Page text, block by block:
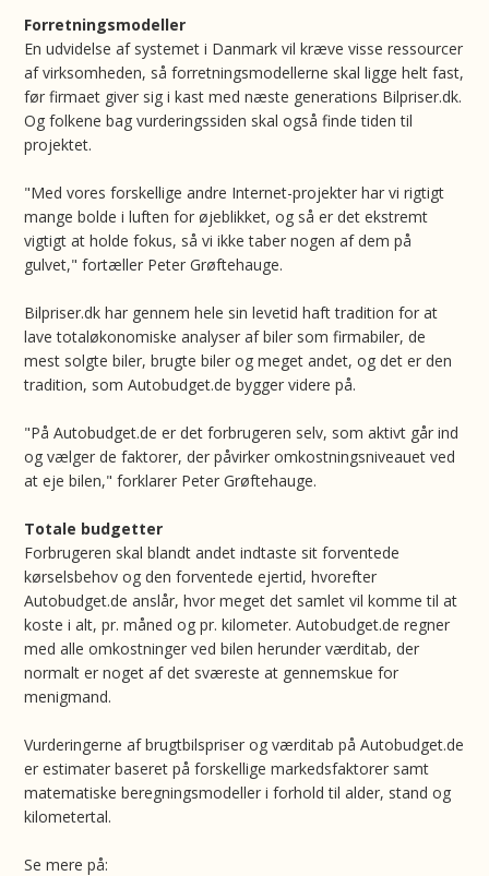
Forretningsmodeller
En udvidelse af systemet i Danmark vil kræve visse ressourcer
af virksomheden, så forretningsmodellerne skal ligge helt fast,
før firmaet giver sig i kast med næste generations Bilpriser.dk.
Og folkene bag vurderingssiden skal også finde tiden til
projektet.
"Med vores forskellige andre Internet-projekter har vi rigtigt
mange bolde i luften for øjeblikket, og så er det ekstremt
vigtigt at holde fokus, så vi ikke taber nogen af dem på
gulvet," fortæller Peter Grøftehauge.
Bilpriser.dk har gennem hele sin levetid haft tradition for at
lave totaløkonomiske analyser af biler som firmabiler, de
mest solgte biler, brugte biler og meget andet, og det er den
tradition, som Autobudget.de bygger videre på.
"På Autobudget.de er det forbrugeren selv, som aktivt går ind
og vælger de faktorer, der påvirker omkostningsniveauet ved
at eje bilen," forklarer Peter Grøftehauge.
Totale budgetter
Forbrugeren skal blandt andet indtaste sit forventede
kørselsbehov og den forventede ejertid, hvorefter
Autobudget.de anslår, hvor meget det samlet vil komme til at
koste i alt, pr. måned og pr. kilometer. Autobudget.de regner
med alle omkostninger ved bilen herunder værditab, der
normalt er noget af det sværeste at gennemskue for
menigmand.
Vurderingerne af brugtbilspriser og værditab på Autobudget.de
er estimater baseret på forskellige markedsfaktorer samt
matematiske beregningsmodeller i forhold til alder, stand og
kilometertal.
Se mere på: